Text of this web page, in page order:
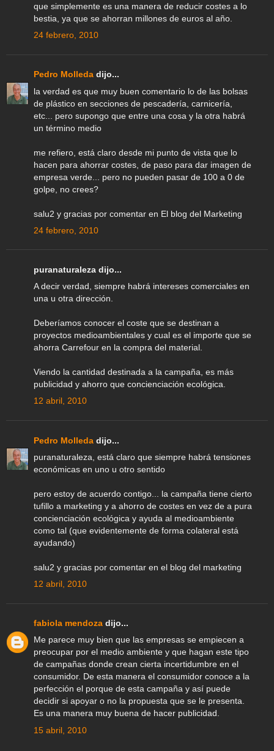
que simplemente es una manera de reducir costes a lo
bestia, ya que se ahorran millones de euros al año.
24 febrero, 2010
Pedro Molleda dijo...
la verdad es que muy buen comentario lo de las bolsas
de plástico en secciones de pescadería, carnicería,
etc... pero supongo que entre una cosa y la otra habrá
un término medio
me refiero, está claro desde mi punto de vista que lo
hacen para ahorrar costes, de paso para dar imagen de
empresa verde... pero no pueden pasar de 100 a 0 de
golpe, no crees?
salu2 y gracias por comentar en El blog del Marketing
24 febrero, 2010
puranaturaleza dijo...
A decir verdad, siempre habrá intereses comerciales en
una u otra dirección.
Deberíamos conocer el coste que se destinan a
proyectos medioambientales y cual es el importe que se
ahorra Carrefour en la compra del material.
Viendo la cantidad destinada a la campaña, es más
publicidad y ahorro que concienciación ecológica.
12 abril, 2010
Pedro Molleda dijo...
puranaturaleza, está claro que siempre habrá tensiones
económicas en uno u otro sentido
pero estoy de acuerdo contigo... la campaña tiene cierto
tufillo a marketing y a ahorro de costes en vez de a pura
concienciación ecológica y ayuda al medioambiente
como tal (que evidentemente de forma colateral está
ayudando)
salu2 y gracias por comentar en el blog del marketing
12 abril, 2010
fabiola mendoza dijo...
Me parece muy bien que las empresas se empiecen a
preocupar por el medio ambiente y que hagan este tipo
de campañas donde crean cierta incertidumbre en el
consumidor. De esta manera el consumidor conoce a la
perfección el porque de esta campaña y así puede
decidir si apoyar o no la propuesta que se le presenta.
Es una manera muy buena de hacer publicidad.
15 abril, 2010